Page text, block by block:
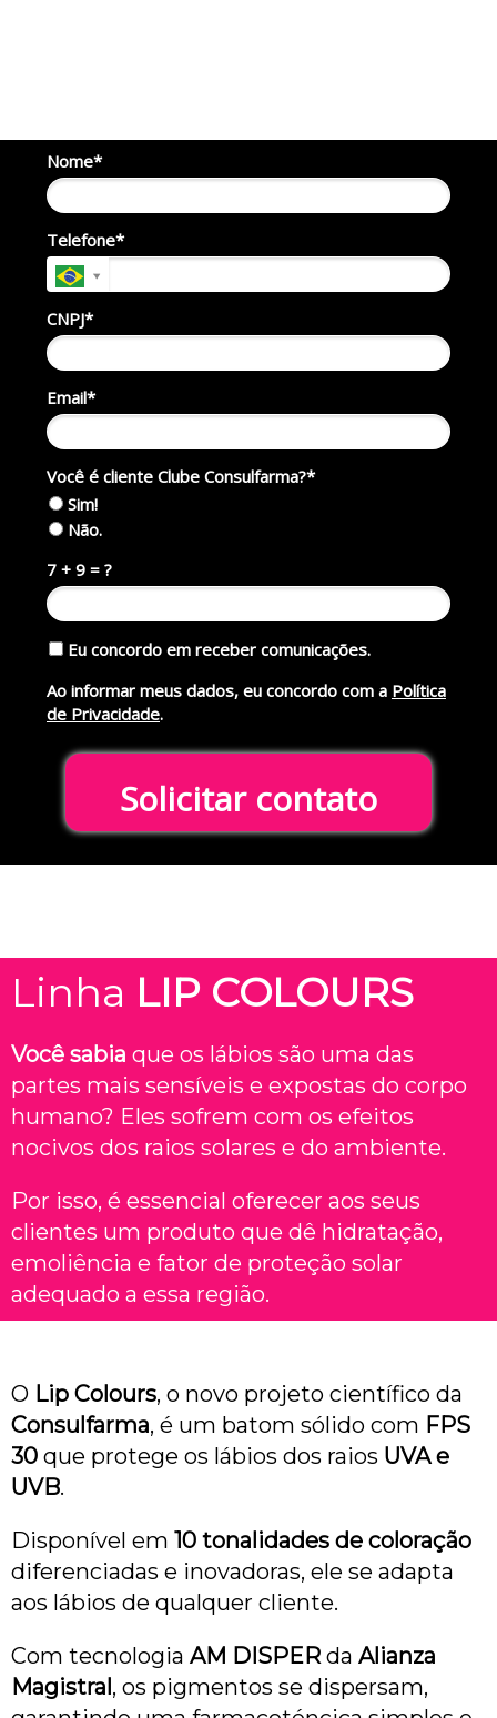
Nome*
Telefone*
CNPJ*
Email*
Você é cliente Clube Consulfarma?*
Sim!
Não.
7 + 9 = ?
Eu concordo em receber comunicações.
Ao informar meus dados, eu concordo com a Política
de Privacidade.
Solicitar contato
Linha LIP COLOURS
Você sabia que os lábios são uma das
partes mais sensíveis e expostas do corpo
humano? Eles sofrem com os efeitos
nocivos dos raios solares e do ambiente.
Por isso, é essencial oferecer aos seus
clientes um produto que dê hidratação,
emoliência e fator de proteção solar
adequado a essa região.
O Lip Colours, o novo projeto científico da
Consulfarma, é um batom sólido com FPS
30 que protege os lábios dos raios UVA e
UVB.
Disponível em 10 tonalidades de coloração
diferenciadas e inovadoras, ele se adapta
aos lábios de qualquer cliente.
Com tecnologia AM DISPER da Alianza
Magistral, os pigmentos se dispersam,